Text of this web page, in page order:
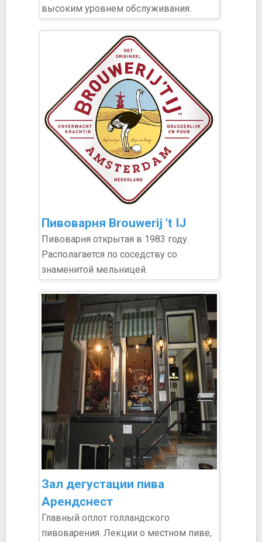
высоким уровнем обслуживания.
Пивоварня Brouwerij 't IJ
Пивоварня открытая в 1983 году.
Располагается по соседству со
знаменитой мельницей.
Зал дегустации пива
Арендснест
Главный оплот голландского
пивоварения. Лекции о местном пиве,